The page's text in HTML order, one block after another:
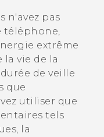
n'avez pas
téléphone,
extrême
vie de la
de veille
que
utiliser que
tels
la